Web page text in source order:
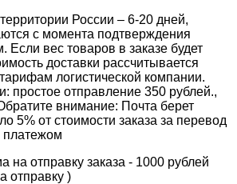
России – 6-20 дней,
с момента подтверждения
Если вес товаров в заказе будет
доставки рассчитывается
логистической компании.
простое отправление 350 рублей.,
внимание: Почта берет
5% от стоимости заказа за перевод
на отправку заказа - 1000 рублей
отправку )